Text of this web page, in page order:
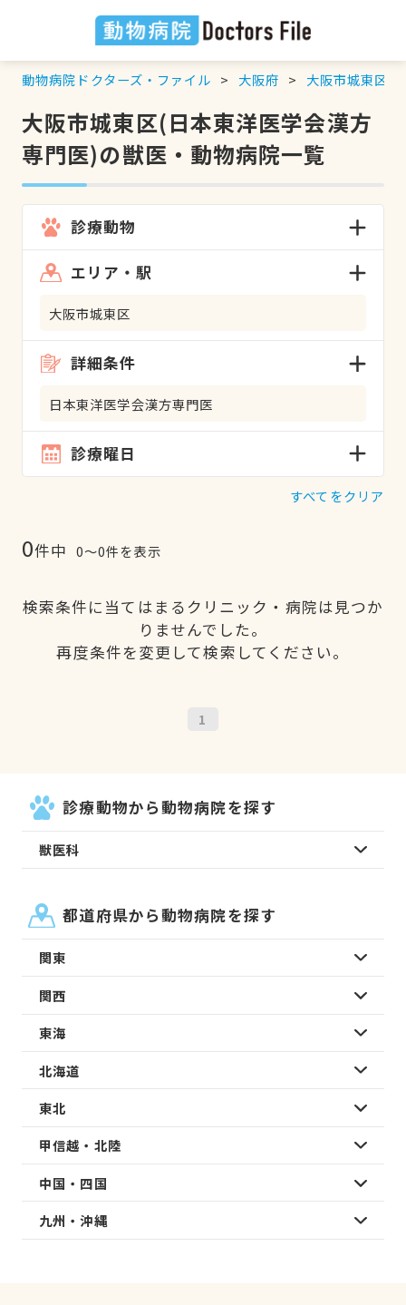
動物病院ドクターズ・ファイル 大阪府 大阪市城東区
大阪市城東区(日本東洋医学会漢方
専門医)の獣医・動物病院一覧
診療動物
エリア・駅
大阪市城東区
詳細条件
日本東洋医学会漢方専門医
診療曜日
すべてをクリア
0件中 0〜0件を表示
検索条件に当てはまるクリニック・病院は見つか
りませんでした。
再度条件を変更して検索してください。
1
診療動物から動物病院を探す
獣医科
都道府県から動物病院を探す
関東
関西
東海
北海道
東北
甲信越・北陸
中国・四国
九州・沖縄